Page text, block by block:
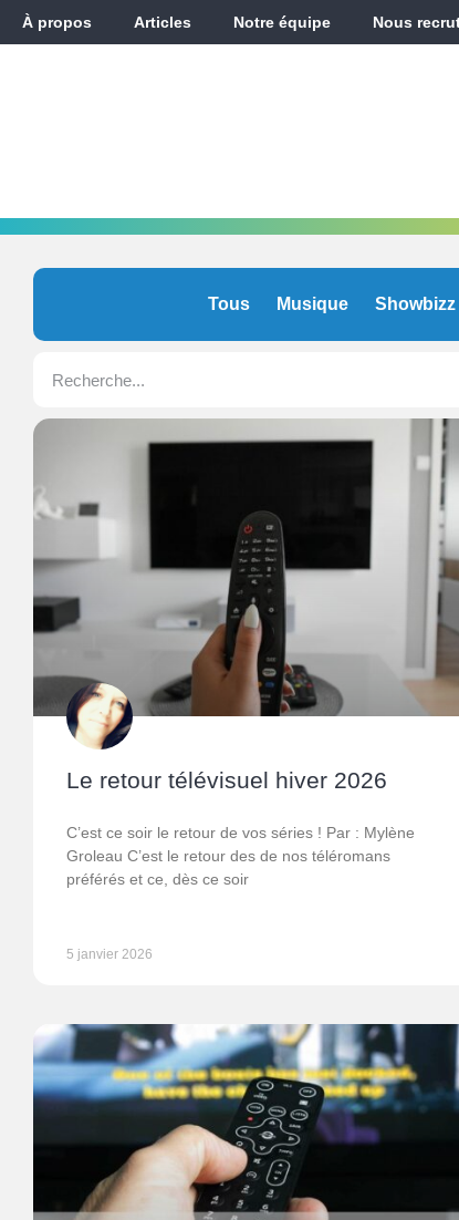
À propos Articles Notre équipe Nous
Tous Musique Showbizz
Le retour télévisuel hiver 2026
C’est ce soir le retour de vos séries ! Par : Mylène
Groleau C’est le retour des de nos téléromans
préférés et ce, dès ce soir
5 janvier 2026